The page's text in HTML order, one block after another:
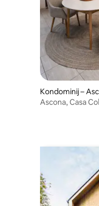
Kondominij –
Ascona, Casa